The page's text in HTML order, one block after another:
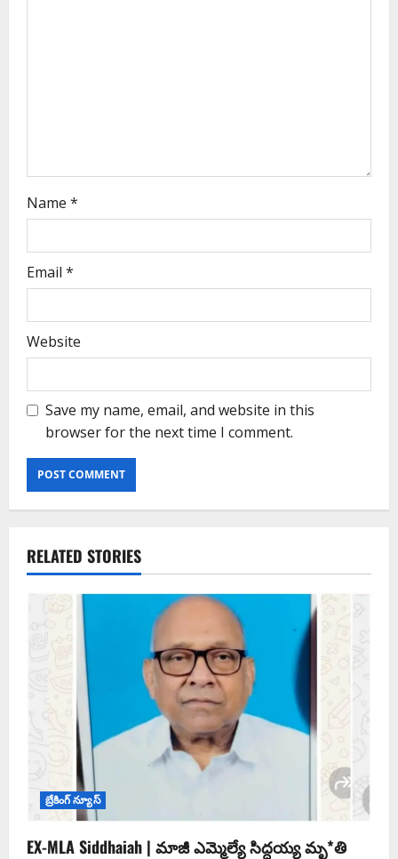
Name *
Email *
Website
Save my name, email, and website in this
browser for the next time I comment.
RELATED STORIES
బ్రేకింగ్ న్యూస్
EX-MLA Siddhaiah | మాజీ ఎమ్మెల్యే సిద్దయ్య మృ*తి